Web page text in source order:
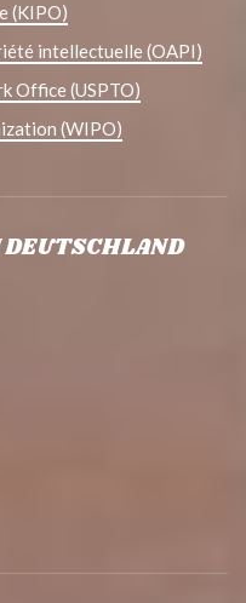
(KIPO)
intellectuelle (OAPI)
Office (USPTO)
(WIPO)